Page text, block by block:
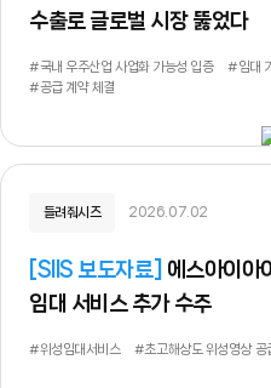
수출로 글로벌 시장 뚫었다
#국내 우주산업 사업화 가능성 입증 #임대
#공급 계약 체결
들려줘시즈 2026.07.02
SIIS 보도자료
임대 서비스 추가 수주
#위성임대서비스 #초고해상도 위성영상 공